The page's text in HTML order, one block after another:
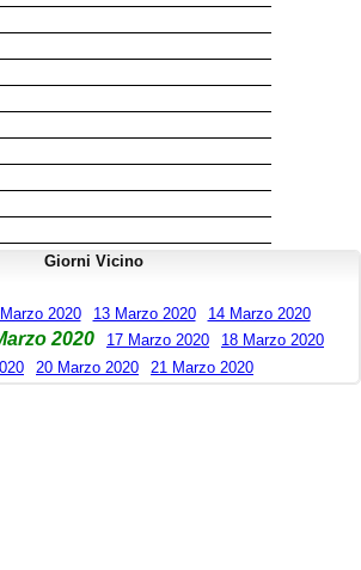
Giorni Vicino
2020 13 Marzo 2020
14 Marzo 2020
2020 17 Marzo 2020
18 Marzo 2020
20 Marzo 2020 21 Marzo 2020